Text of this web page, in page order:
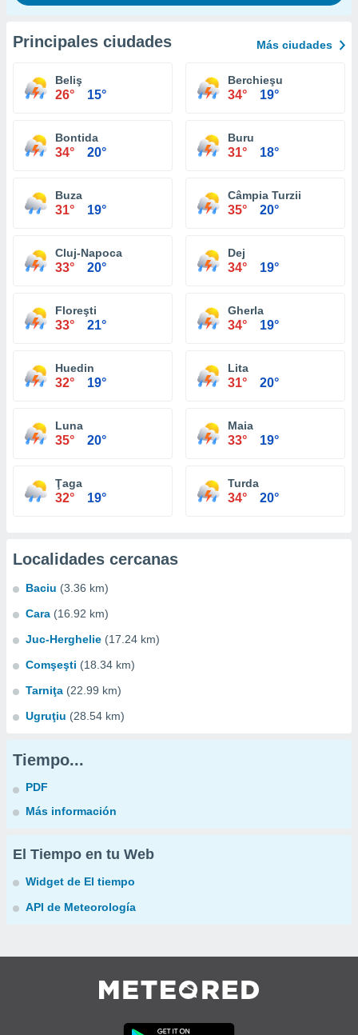
Principales ciudades Más ciudades
Beliş
26° 15°
Berchieşu
34° 19°
Bontida
34° 20°
Buru
31° 18°
Buza
31° 19°
Câmpia Turzii
35° 20°
Cluj-Napoca
33° 20°
Dej
34° 19°
Floreşti
33° 21°
Gherla
34° 19°
Huedin
32° 19°
Lita
31° 20°
Luna
35° 20°
Maia
33° 19°
Ţaga
32° 19°
Turda
34° 20°
Localidades cercanas
Baciu (3.36 km)
Cara (16.92 km)
Juc-Herghelie (17.24 km)
Comşeşti (18.34 km)
Tarniţa (22.99 km)
Ugruţiu (28.54 km)
Tiempo...
PDF
Más información
El Tiempo en tu Web
Widget de El tiempo
API de Meteorología